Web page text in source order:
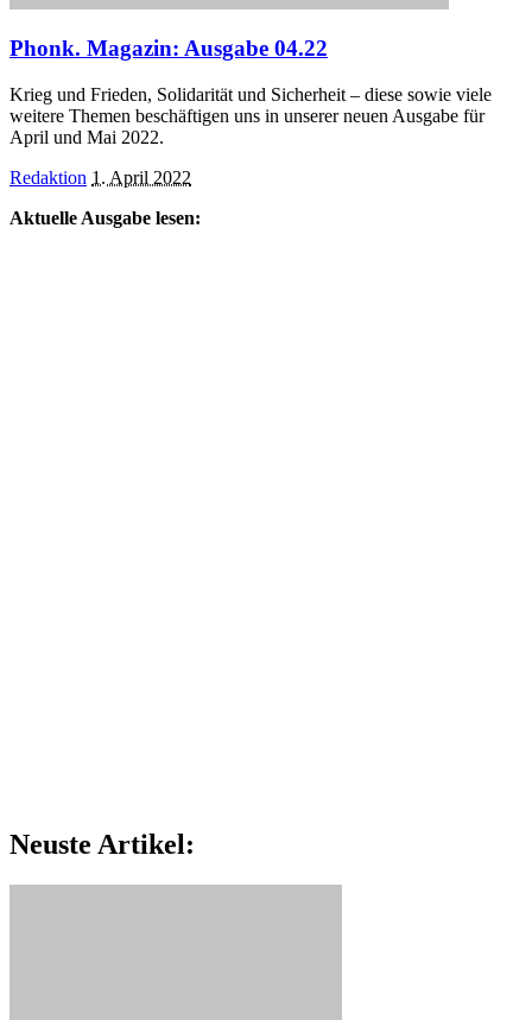
Phonk. Magazin: Ausgabe 04.22
Krieg und Frieden, Solidarität und Sicherheit – diese sowie viele
weitere Themen beschäftigen uns in unserer neuen Ausgabe für
April und Mai 2022.
Posted
Redaktion 1. April 2022
Aktuelle Ausgabe lesen:
Neuste Artikel: